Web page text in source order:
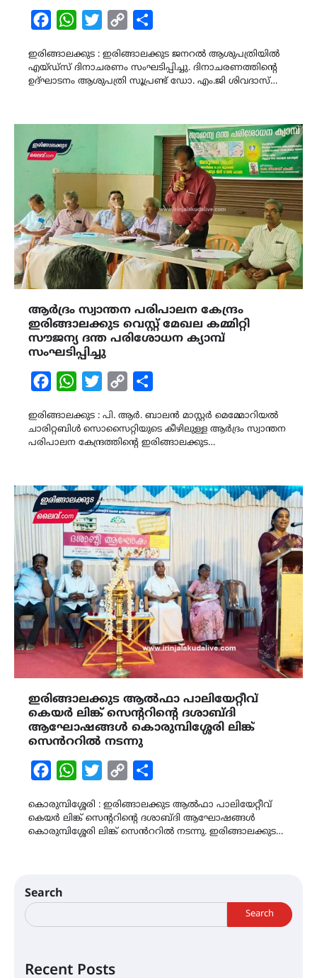
FacebookWhatsAppTwitterCopy
ഇരിങ്ങാലക്കുട : ഇരിങ്ങാലക്കുട ജനറൽ ആശുപത്രിയിൽ
എയ്ഡ്സ് ദിനാചരണം സംഘടിപ്പിച്ചു. ദിനാചരണത്തിന്‍റെ
ഉദ്ഘാടനം ആശുപത്രി സൂപ്രണ്ട് ഡോ. എം.ജി ശിവദാസ്…
ആർദ്രം സ്വാന്തന പരിപാലന കേന്ദ്രം
ഇരിങ്ങാലക്കുട വെസ്റ്റ് മേഖല കമ്മിറ്റി
സൗജന്യ ദന്ത പരിശോധന ക്യാമ്പ്
സംഘടിപ്പിച്ചു
FacebookWhatsAppTwitterCopy
ഇരിങ്ങാലക്കുട : പി. ആർ. ബാലൻ മാസ്റ്റർ മെമ്മോറിയൽ
ചാരിറ്റബിൾ സൊസൈറ്റിയുടെ കീഴിലുള്ള ആർദ്രം സ്വാന്തന
പരിപാലന കേന്ദ്രത്തിന്റെ ഇരിങ്ങാലക്കുട…
ഇരിങ്ങാലക്കുട ആൽഫാ പാലിയേറ്റീവ്
കെയർ ലിങ്ക് സെന്ററിന്‍റെ ദശാബ്ദി
ആഘോഷങ്ങൾ കൊരുമ്പിശ്ശേരി ലിങ്ക്
സെൻററിൽ നടന്നു
FacebookWhatsAppTwitterCopy
കൊരുമ്പിശ്ശേരി : ഇരിങ്ങാലക്കുട ആൽഫാ പാലിയേറ്റീവ്
കെയർ ലിങ്ക് സെന്ററിന്‍റെ ദശാബ്ദി ആഘോഷങ്ങൾ
കൊരുമ്പിശ്ശേരി ലിങ്ക് സെൻററിൽ നടന്നു. ഇരിങ്ങാലക്കുട…
Search
Search
Recent Posts